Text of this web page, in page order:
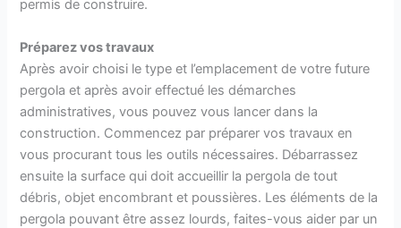
permis de construire.
Préparez vos travaux
Après avoir choisi le type et l’emplacement de votre future
pergola et après avoir effectué les démarches
administratives, vous pouvez vous lancer dans la
construction. Commencez par préparer vos travaux en
vous procurant tous les outils nécessaires. Débarrassez
ensuite la surface qui doit accueillir la pergola de tout
débris, objet encombrant et poussières. Les éléments de la
pergola pouvant être assez lourds, faites-vous aider par un